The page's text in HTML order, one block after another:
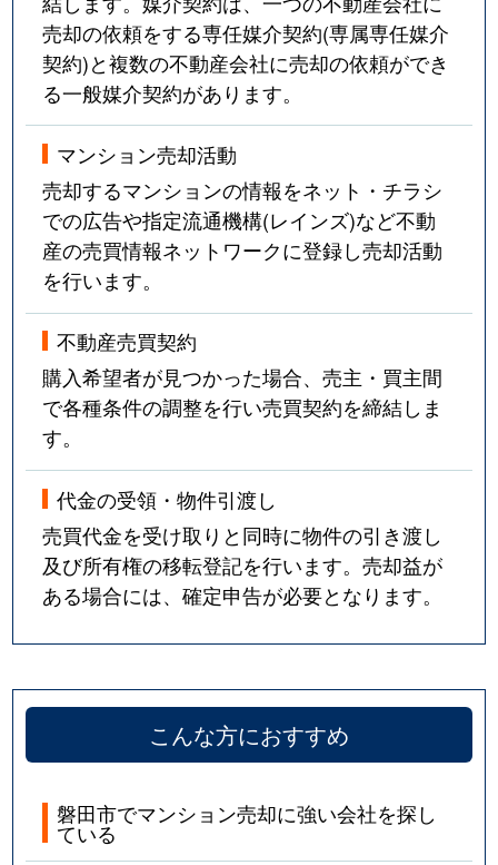
売却の依頼をする専任媒介契約(専属専任媒介
契約)と複数の不動産会社に売却の依頼ができ
る一般媒介契約があります。
マンション売却活動
売却するマンションの情報をネット・チラシ
での広告や指定流通機構(レインズ)など不動
産の売買情報ネットワークに登録し売却活動
を行います。
不動産売買契約
購入希望者が見つかった場合、売主・買主間
で各種条件の調整を行い売買契約を締結しま
す。
代金の受領・物件引渡し
売買代金を受け取りと同時に物件の引き渡し
及び所有権の移転登記を行います。売却益が
ある場合には、確定申告が必要となります。
こんな方におすすめ
磐田市でマンション売却に強い会社を探し
ている